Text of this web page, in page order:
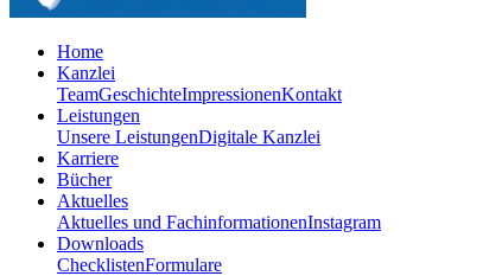
Home
Kanzlei
TeamGeschichteImpressionenKontakt
Leistungen
Unsere LeistungenDigitale Kanzlei
Karriere
Bücher
Aktuelles
Aktuelles und FachinformationenInstagram
Downloads
ChecklistenFormulare